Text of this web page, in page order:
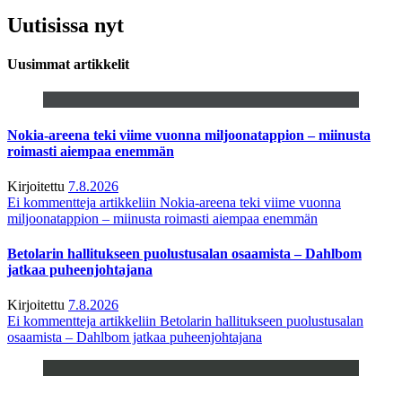
Uutisissa nyt
Uusimmat artikkelit
Nokia-areena teki viime vuonna miljoonatappion – miinusta
roimasti aiempaa enemmän
Kirjoitettu 7.8.2026
Ei kommentteja artikkeliin Nokia-areena teki viime vuonna
miljoonatappion – miinusta roimasti aiempaa enemmän
Betolarin hallitukseen puolustusalan osaamista – Dahlbom
jatkaa puheenjohtajana
Kirjoitettu 7.8.2026
Ei kommentteja artikkeliin Betolarin hallitukseen puolustusalan
osaamista – Dahlbom jatkaa puheenjohtajana